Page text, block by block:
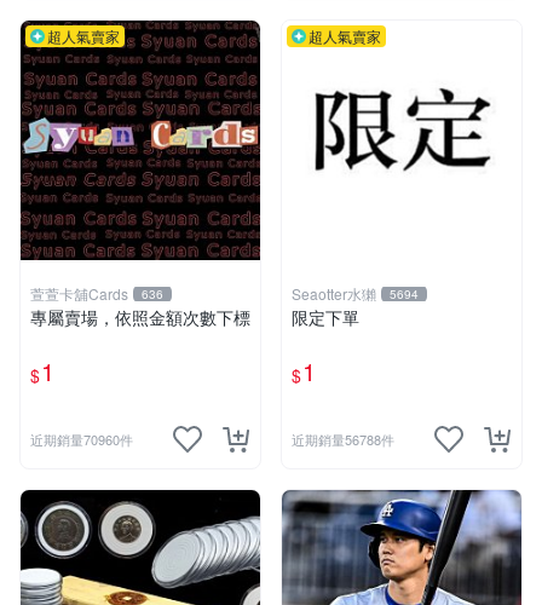
超人氣賣家
萱萱卡舖Cards 636
專屬賣場，依照金額次數下標
$1
近期銷量70960件
超人氣賣家
Seaotter水獺 5694
限定下單
$1
近期銷量56788件